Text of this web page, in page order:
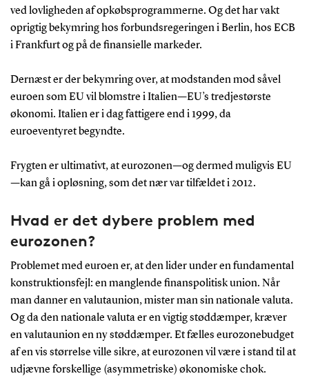
ved lovligheden af opkøbsprogrammerne. Og det har vakt
oprigtig bekymring hos forbundsregeringen i Berlin, hos ECB
i Frankfurt og på de finansielle markeder.
Dernæst er der bekymring over, at modstanden mod såvel
euroen som EU vil blomstre i Italien—EU’s tredjestørste
økonomi. Italien er i dag fattigere end i 1999, da
euroeventyret begyndte.
Frygten er ultimativt, at eurozonen—og dermed muligvis EU
—kan gå i opløsning, som det nær var tilfældet i 2012.
Hvad er det dybere problem med
eurozonen?
Problemet med euroen er, at den lider under en fundamental
konstruktionsfejl: en manglende finanspolitisk union. Når
man danner en valutaunion, mister man sin nationale valuta.
Og da den nationale valuta er en vigtig støddæmper, kræver
en valutaunion en ny støddæmper. Et fælles eurozonebudget
af en vis størrelse ville sikre, at eurozonen vil være i stand til at
udjævne forskellige (asymmetriske) økonomiske chok.